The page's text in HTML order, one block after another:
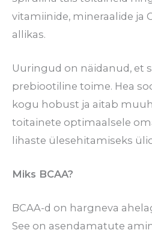
vitamiinide, mineraalide ja
allikas.
Uuringud on näidanud, et
prebiootiline toime. Hea
kogu hobust ja aitab
toitainete optimaalsele
lihaste ülesehitamiseks
Miks BCAA?
BCAA-d on hargneva
See on asendamatute